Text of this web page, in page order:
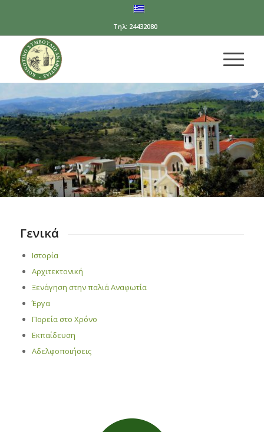
Τηλ: 24432080
Γενικά
Ιστορία
Αρχιτεκτονική
Ξενάγηση στην παλιά Αναφωτία
Έργα
Πορεία στο Χρόνο
Εκπαίδευση
Αδελφοποιήσεις